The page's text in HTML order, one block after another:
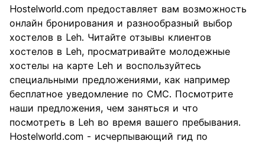
достопримечательностей
8.0
Культура
Ночная жизнь
Соотношение цены и
качества
Hostelworld.com предоставляет вам возможность
онлайн бронирования и разнообразный выбор
хостелов в Leh. Читайте отзывы клиентов
хостелов в Leh, просматривайте молодежные
хостелы на карте Leh и воспользуйтесь
специальными предложениями, как например
бесплатное уведомление по СМС. Посмотрите
наши предложения, чем заняться и что
посмотреть в Leh во время вашего пребывания.
Hostelworld.com - исчерпывающий гид по